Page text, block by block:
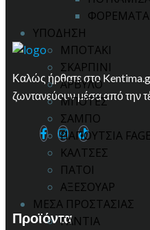
ΥΠΟΔΗΣΗ
ΜΠΟΤΑΚΙ
ΣΚΑΡΠΙΝΙ
ΑΡΒΥΛΟ
ΜΠΟΤΕΣ
ΣΑΜΠΟ
ΠΑΠΟΥΤΣΙΑ
ΚΑΛΤΣΕΣ
ΠΑΤΟΙ
ΑΞΕΣΟΥΑΡ
ΜΕΣΑ ΠΡΟΣΤΑΣΙΑΣ
ΓΑΝΤΙΑ
Καλώς ήρθατε στο
ζωντανεύουν μέσα από την
Προϊόντα